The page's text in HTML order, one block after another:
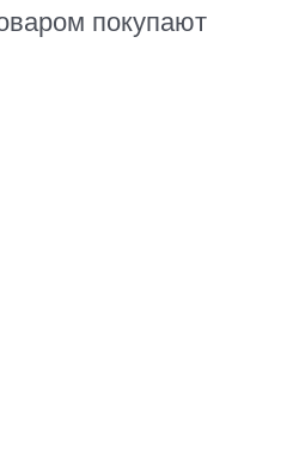
покупают